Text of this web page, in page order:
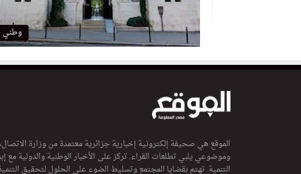
وطني
الموقع هي صحيفة إلكترونية إخبارية جزائرية معتمدة من وزارة
وموضوعي يلبي تطلعات القراء. تركز على الأخبار الوطنية والدولية مع
التنمية. تهتم بقضايا المجتمع وتسليط الضوء على الحلول لتحقيق